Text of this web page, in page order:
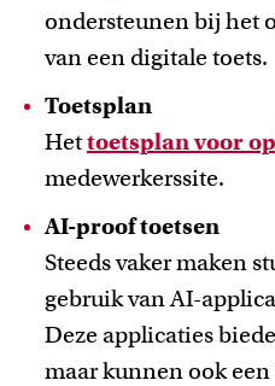
ondersteunen bij het
van een digitale toets.
Toetsplan
Hettoetsplan voor
medewerkerssite.
AI-proof toetsen
Steeds vaker maken
gebruik van AI-
Deze applicaties
maar kunnen ook